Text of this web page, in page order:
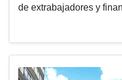
de extrabajadores y